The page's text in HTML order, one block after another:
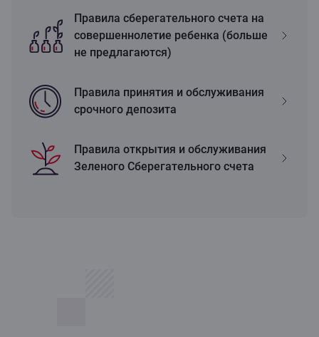
Правила сберегательного счета на
совершеннолетие ребенка (больше
не предлагаются)
Правила принятия и обслуживания
срочного депозита
Правила открытия и обслуживания
Зеленого Сберегательного счета